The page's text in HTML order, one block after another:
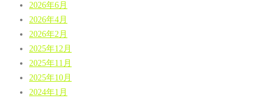
2026年6月
2026年4月
2026年2月
2025年12月
2025年11月
2025年10月
2024年1月